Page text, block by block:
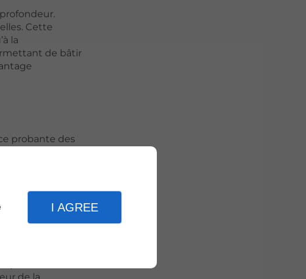
I AGREE
Cette
la
de bâtir
probante des
les erreurs
rapports
à une logique
observations
de
de la